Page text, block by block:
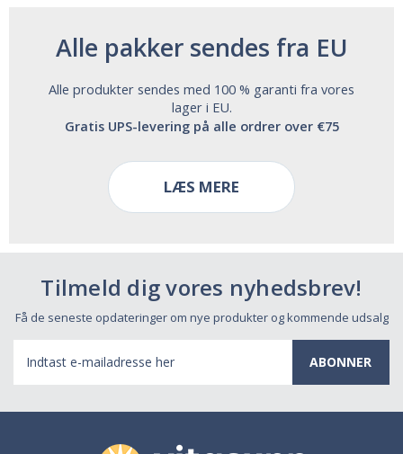
Alle pakker sendes fra EU
Alle produkter sendes med 100 % garanti fra vores
lager i EU.
Gratis UPS-levering på alle ordrer over €75
LÆS MERE
Tilmeld dig vores nyhedsbrev!
Få de seneste opdateringer om nye produkter og kommende udsalg
mail-
adresse